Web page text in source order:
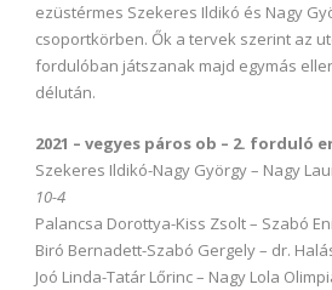
ezüstérmes Szekeres Ildikó és Nagy
csoportkörben. Ők a tervek szerint az
fordulóban játszanak majd egymás
délután.
2021 – vegyes páros ob – 2. forduló
Szekeres Ildikó-Nagy György – Nagy
10-4
Palancsa Dorottya-Kiss Zsolt – Szabó
Biró Bernadett-Szabó Gergely – dr.
Joó Linda-Tatár Lőrinc – Nagy Lola